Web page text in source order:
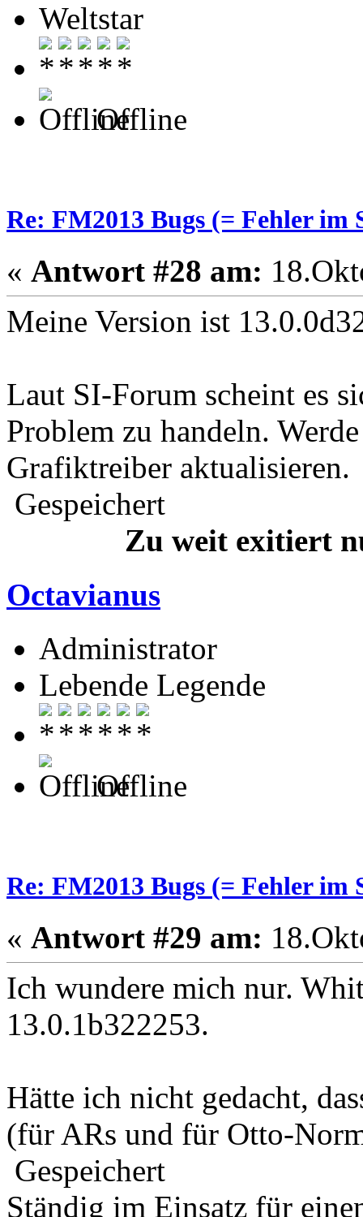
Weltstar
Offline
Re: FM2013 Bugs (= Fehler im
« Antwort #28 am:
Meine Version ist
Laut SI-Forum scheint es
Problem zu handeln.
Grafiktreiber aktualisieren.
Gespeichert
Zu weit exitiert
Octavianus
Administrator
Lebende Legende
Offline
Re: FM2013 Bugs (= Fehler im
« Antwort #29 am:
Ich wundere mich nur.
13.0.1b322253.
Hätte ich nicht gedacht,
(für ARs und für Otto-
Gespeichert
Ständig im Einsatz für